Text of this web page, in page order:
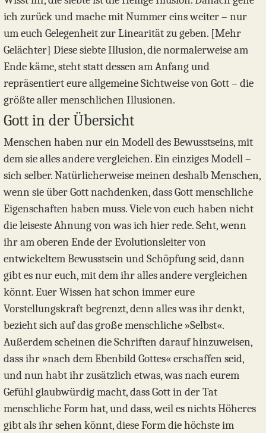
ich zurück und mache mit Nummer eins weiter – nur
um euch Gelegenheit zur Linearität zu geben. [Mehr
Gelächter] Diese siebte Illusion, die normalerweise am
Ende käme, steht statt dessen am Anfang und
repräsentiert eure allgemeine Sichtweise von Gott – die
größte aller menschlichen Illusionen.
Gott in der Übersicht
Menschen haben nur ein Modell des Bewusstseins, mit
dem sie alles andere vergleichen. Ein einziges Modell –
sich selber. Natürlicherweise meinen deshalb Menschen,
wenn sie über Gott nachdenken, dass Gott menschliche
Eigenschaften haben muss. Viele von euch haben nicht
die leiseste Ahnung von was ich hier rede. Seht, wenn
ihr am oberen Ende der Evolutionsleiter von
entwickeltem Bewusstsein und Schöpfung seid, dann
gibt es nur euch, mit dem ihr alles andere vergleichen
könnt. Euer Wissen hat schon immer eure
Vorstellungskraft begrenzt, denn alles was ihr denkt,
bezieht sich auf das große menschliche »Selbst«.
Außerdem scheinen die Schriften darauf hinzuweisen,
dass ihr »nach dem Ebenbild Gottes« erschaffen seid,
und nun habt ihr zusätzlich etwas, was nach eurem
Gefühl glaubwürdig macht, dass Gott in der Tat
menschliche Form hat, und dass, weil es nichts Höheres
gibt als ihr sehen könnt, diese Form die höchste im